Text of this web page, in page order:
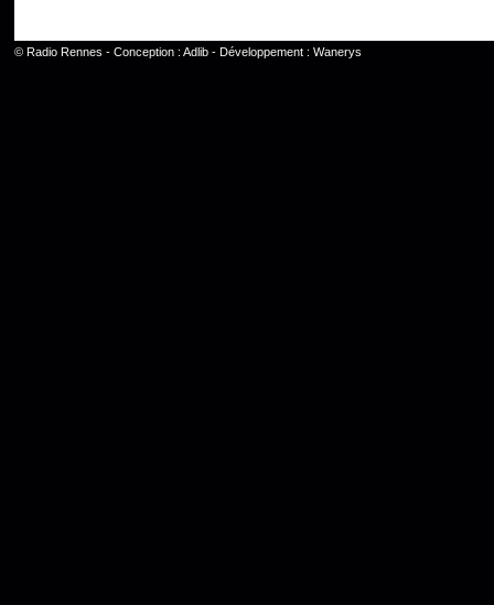
© Radio Rennes - Conception : Adlib- Développement : Wanerys